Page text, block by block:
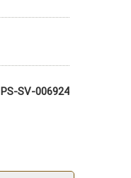
Santa Maria
PS-SV-006924